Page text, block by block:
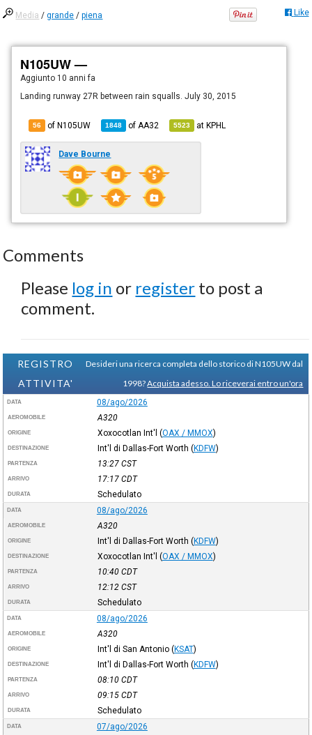
Media /grande /piena Like
N105UW —
Aggiunto 10 anni fa
Landing runway 27R between rain squalls. July 30, 2015
56 of N105UW 1848 of AA32 5523 atKPHL
Dave Bourne
Comments
Please log in or register to post a
comment.
REGISTRO
ATTIVITA'
Desideri una ricerca completa dello storico di N105UW dal
1998?Acquista adesso. Lo riceverai entro un'ora
DATA 08/ago/2026
AEROMOBILE A320
ORIGINE Xoxocotlan Int'l (OAX / MMOX)
DESTINAZIONE Int'l di Dallas-Fort Worth (KDFW)
PARTENZA 13:27 CST
ARRIVO 17:17 CDT
DURATA Schedulato
DATA 08/ago/2026
AEROMOBILE A320
ORIGINE Int'l di Dallas-Fort Worth (KDFW)
DESTINAZIONE Xoxocotlan Int'l (OAX / MMOX)
PARTENZA 10:40 CDT
ARRIVO 12:12 CST
DURATA Schedulato
DATA 08/ago/2026
AEROMOBILE A320
ORIGINE Int'l di San Antonio (KSAT)
DESTINAZIONE Int'l di Dallas-Fort Worth (KDFW)
PARTENZA 08:10 CDT
ARRIVO 09:15 CDT
DURATA Schedulato
DATA 07/ago/2026